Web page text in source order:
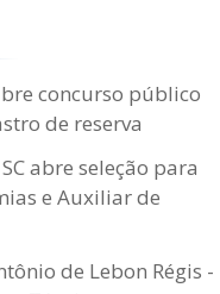
concurso público
de reserva
abre seleção para
e Auxiliar de
de Lebon Régis -